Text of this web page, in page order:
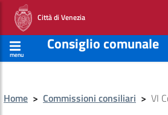
Città di Venezia
menu
Consiglio comunale
Home > Commissioni consiliari > VI